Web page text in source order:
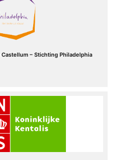
– Stichting Philadelphia